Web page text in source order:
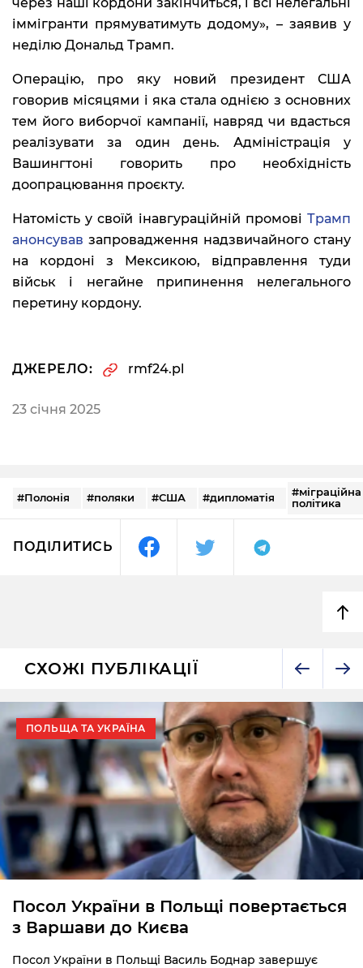
іммігранти прямуватимуть додому», – заявив у
неділю Дональд Трамп.
Операцію, про яку новий президент США
говорив місяцями і яка стала однією з основних
тем його виборчої кампанії, навряд чи вдасться
реалізувати за один день. Адміністрація у
Вашингтоні говорить про необхідність
доопрацювання проєкту.
Натомість у своїй інавгураційній промові Трамп
анонсував запровадження надзвичайного стану
на кордоні з Мексикою, відправлення туди
військ і негайне припинення нелегального
перетину кордону.
ДЖЕРЕЛО: rmf24.pl
23 січня 2025
#Полонія #поляки #США #дипломатія
#міграційна
політика
ПОДІЛИТИСЬ
СХОЖІ ПУБЛІКАЦІЇ
ПОЛЬЩА ТА УКРАЇНА
Посол України в Польщі повертається
з Варшави до Києва
Посол України в Польщі Василь Боднар завершує